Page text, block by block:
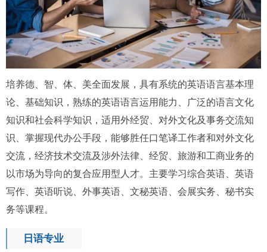
培养德、智、体、美全面发展，具有系统的英语语言基本理
论、基础知识，熟练的英语语言运用能力、广泛的语言文化
知识和社会科学知识，适用外经贸、对外文化及事务交流知
识、掌握现代办公手段，能够胜任口笔译工作者和对外文化
交流，经济技术交流及涉外法律、经贸、旅游和工商业务的
以市场为导向的复合应用型人才。主要学习综合英语、英语
写作、英语听说、外事英语、文秘英语、会展实务、秘书实
务等课程。
日语专业